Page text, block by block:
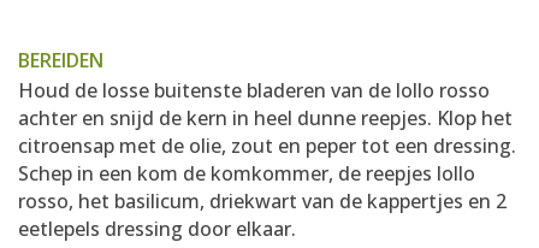
BEREIDEN
Houd de losse buitenste bladeren van de lollo rosso
achter en snijd de kern in heel dunne reepjes. Klop het
citroensap met de olie, zout en peper tot een dressing.
Schep in een kom de komkommer, de reepjes lollo
rosso, het basilicum, driekwart van de kappertjes en 2
eetlepels dressing door elkaar.